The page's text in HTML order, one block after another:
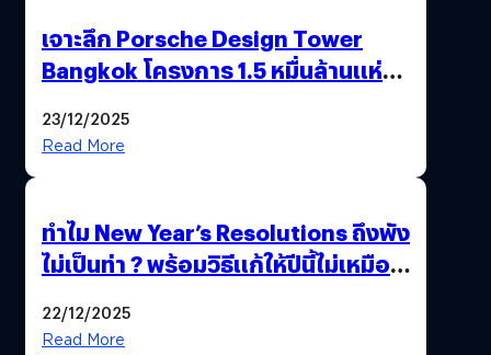
เจาะลึก Porsche Design Tower
Bangkok โครงการ 1.5 หมื่นล้านแห่ง
23/12/2025
Read More
ทำไม New Year’s Resolutions ถึงพัง
ไม่เป็นท่า ? พร้อมวิธีแก้ให้ปีนี้ไม่เหมือน
22/12/2025
Read More